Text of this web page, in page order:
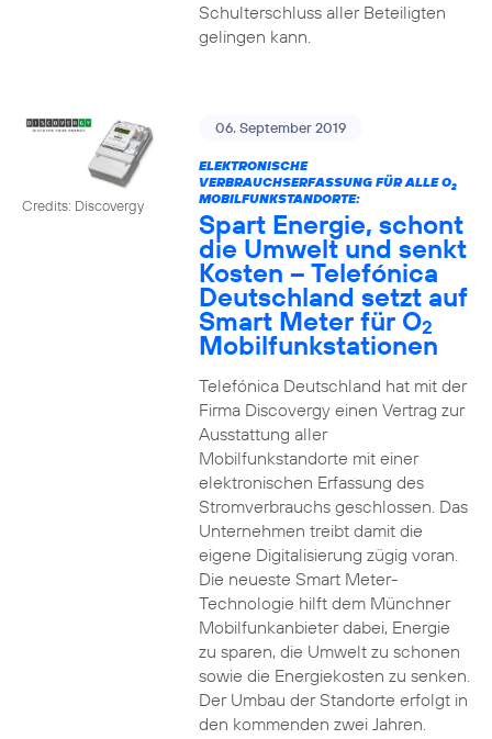
Schulterschluss aller Beteiligten
gelingen kann.
Credits: Discovergy
06. September 2019
ELEKTRONISCHE
VERBRAUCHSERFASSUNG FÜR ALLE O2
MOBILFUNKSTANDORTE:
Spart Energie, schont
die Umwelt und senkt
Kosten – Telefónica
Deutschland setzt auf
Smart Meter für O2
Mobilfunkstationen
Telefónica Deutschland hat mit der
Firma Discovergy einen Vertrag zur
Ausstattung aller
Mobilfunkstandorte mit einer
elektronischen Erfassung des
Stromverbrauchs geschlossen. Das
Unternehmen treibt damit die
eigene Digitalisierung zügig voran.
Die neueste Smart Meter-
Technologie hilft dem Münchner
Mobilfunkanbieter dabei, Energie
zu sparen, die Umwelt zu schonen
sowie die Energiekosten zu senken.
Der Umbau der Standorte erfolgt in
den kommenden zwei Jahren.